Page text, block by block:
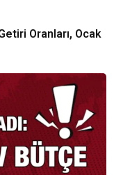
Oranları, Ocak